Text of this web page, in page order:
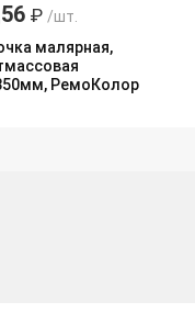
₽ /шт.
малярная,
РемоКолор